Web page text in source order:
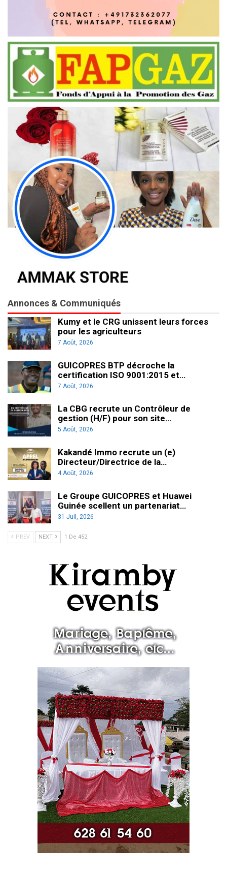
Annonces & Communiqués
Kumy et le CRG unissent leurs forces
pour les agriculteurs
7 Août, 2026
GUICOPRES BTP décroche la
certification ISO 9001:2015 et…
7 Août, 2026
La CBG recrute un Contrôleur de
gestion (H/F) pour son site…
5 Août, 2026
Kakandé Immo recrute un (e)
Directeur/Directrice de la…
4 Août, 2026
Le Groupe GUICOPRES et Huawei
Guinée scellent un partenariat…
31 Juil, 2026
PREV NEXT 1 De 452